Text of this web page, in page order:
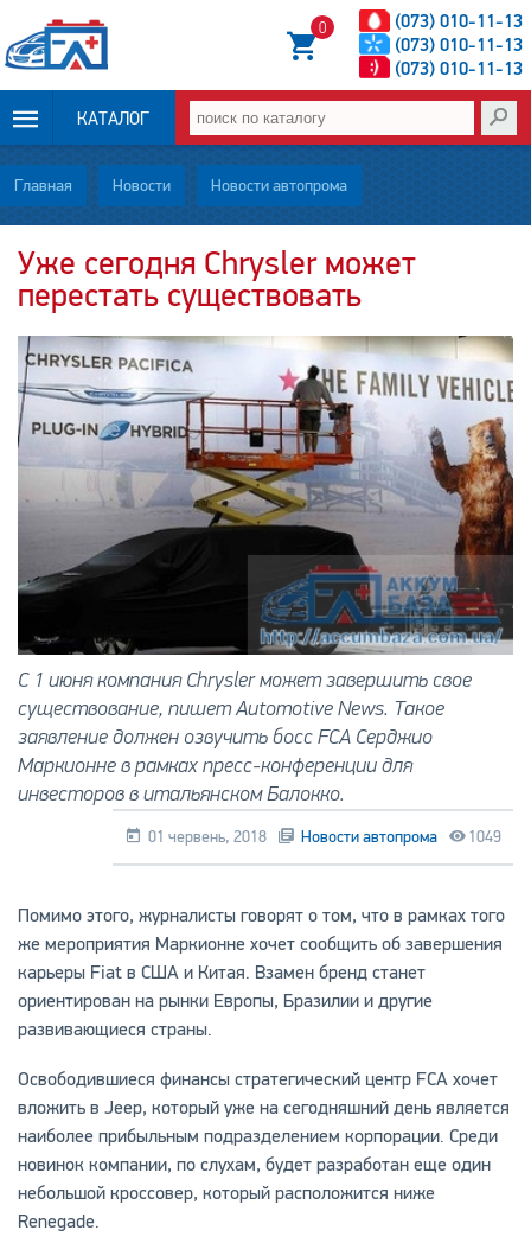
(073) 010-11-13
(073) 010-11-13
(073) 010-11-13
0
КАТАЛОГ
ОПЛАТА И
ДОСТАВКА
НОВОСТИ
СТАТЬИ
О НАС
КОНТАКТЫ
Главная Новости Новости автопрома
Уже сегодня Chrysler может
перестать существовать
С 1 июня компания Chrysler может завершить свое
существование, пишет Automotive News. Такое
заявление должен озвучить босс FCA Серджио
Маркионне в рамках пресс-конференции для
инвесторов в итальянском Балокко.
01 червень, 2018 Новости автопрома 1049
Помимо этого, журналисты говорят о том, что в рамках того
же мероприятия Маркионне хочет сообщить об завершения
карьеры Fiat в США и Китая. Взамен бренд станет
ориентирован на рынки Европы, Бразилии и другие
развивающиеся страны.
Освободившиеся финансы стратегический центр FCA хочет
вложить в Jeep, который уже на сегодняшний день является
наиболее прибыльным подразделением корпорации. Среди
новинок компании, по слухам, будет разработан еще один
небольшой кроссовер, который расположится ниже
Renegade.